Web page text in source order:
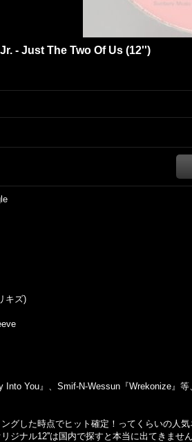
- Just The Two Of Us (12'')
キズ)
Into You』、Smif-N-Wessun『Wrekonize』
グした時点でヒット確定！ってくらいの人
ジナル12''は国内で探すと本当に出てきませ